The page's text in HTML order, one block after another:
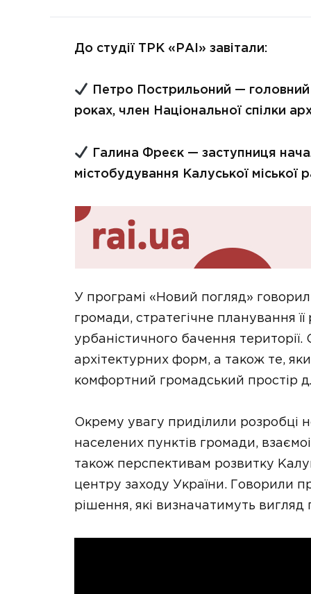
До студії ТРК «РАІ» завітали:
Петро Пострильоний — головний
роках, член Національної спілки
Галина Фреєк — заступниця
містобудування Калуської міської
У програмі «Новий погляд»
громади, стратегічне планування
урбаністичного бачення
архітектурних форм, а також те,
комфортний громадський простір
Окрему увагу приділили розробці
населених пунктів громади,
також перспективам розвитку
центру заходу України. Говорили
рішення, які визначатимуть